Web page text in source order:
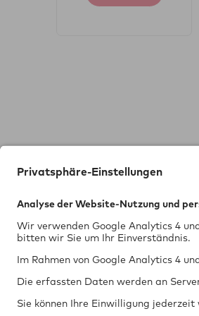
Technik
braucht
Sicher­heit.